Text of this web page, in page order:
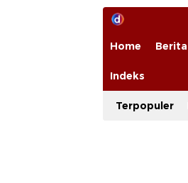
Home Berita
Indeks
Terpopuler